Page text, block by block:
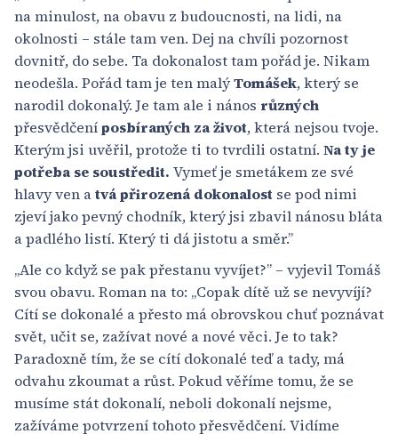
na minulost, na obavu z budoucnosti, na lidi, na
okolnosti – stále tam ven. Dej na chvíli pozornost
dovnitř, do sebe. Ta dokonalost tam pořád je. Nikam
neodešla. Pořád tam je ten malýTomášek, který se
narodil dokonalý. Je tam ale i nános různých
přesvědčeníposbíraných za život, která nejsou tvoje.
Kterým jsi uvěřil, protože ti to tvrdili ostatní. Na ty je
potřeba se soustředit. Vymeť je smetákem ze své
hlavy ven atvá přirozená dokonalost se pod nimi
zjeví jako pevný chodník, který jsi zbavil nánosu bláta
a padlého listí. Který ti dá jistotu a směr.”
„Ale co když se pak přestanu vyvíjet?” – vyjevil Tomáš
svou obavu. Roman na to: „Copak dítě už se nevyvíjí?
Cítí se dokonalé a přesto má obrovskou chuť poznávat
svět, učit se, zažívat nové a nové věci. Je to tak?
Paradoxně tím, že se cítí dokonalé teď a tady, má
odvahu zkoumat a růst. Pokud věříme tomu, že se
musíme stát dokonalí, neboli dokonalí nejsme,
zažíváme potvrzení tohoto přesvědčení. Vidíme